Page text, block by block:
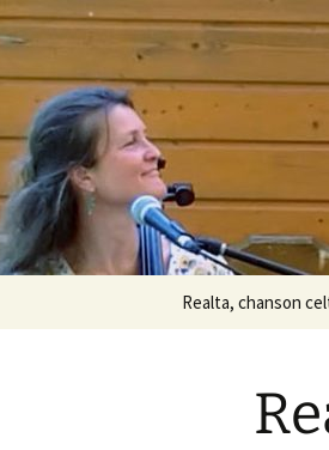
Aller
au
contenu
Chanson
Realta, chanson